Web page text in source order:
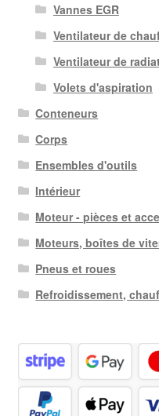
Vannes EGR
Ventilateur de
Ventilateur de
Volets d'aspiration
Conteneurs
Corps
Ensembles d'outils
Intérieur
Moteur - pièces et
Moteurs, boîtes de
Pneus et roues
Refroidissement,